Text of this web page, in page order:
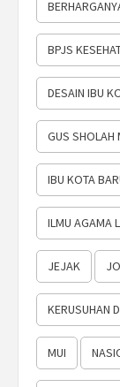
BPJS
DESAIN IBU
GUS SHOLAH
IBU KOTA
ILMU AGAMA
JEJAK
KERUSUHAN
MUI